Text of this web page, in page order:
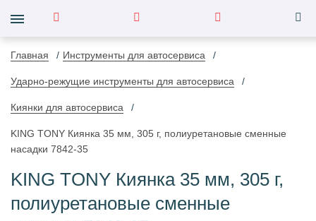
Главная Инструменты для автосервиса
Ударно-режущие инструменты для автосервиса
Киянки для автосервиса
KING TONY Киянка 35 мм, 305 г, полиуретановые сменные
насадки 7842-35
KING TONY Киянка 35 мм, 305 г,
полиуретановые сменные